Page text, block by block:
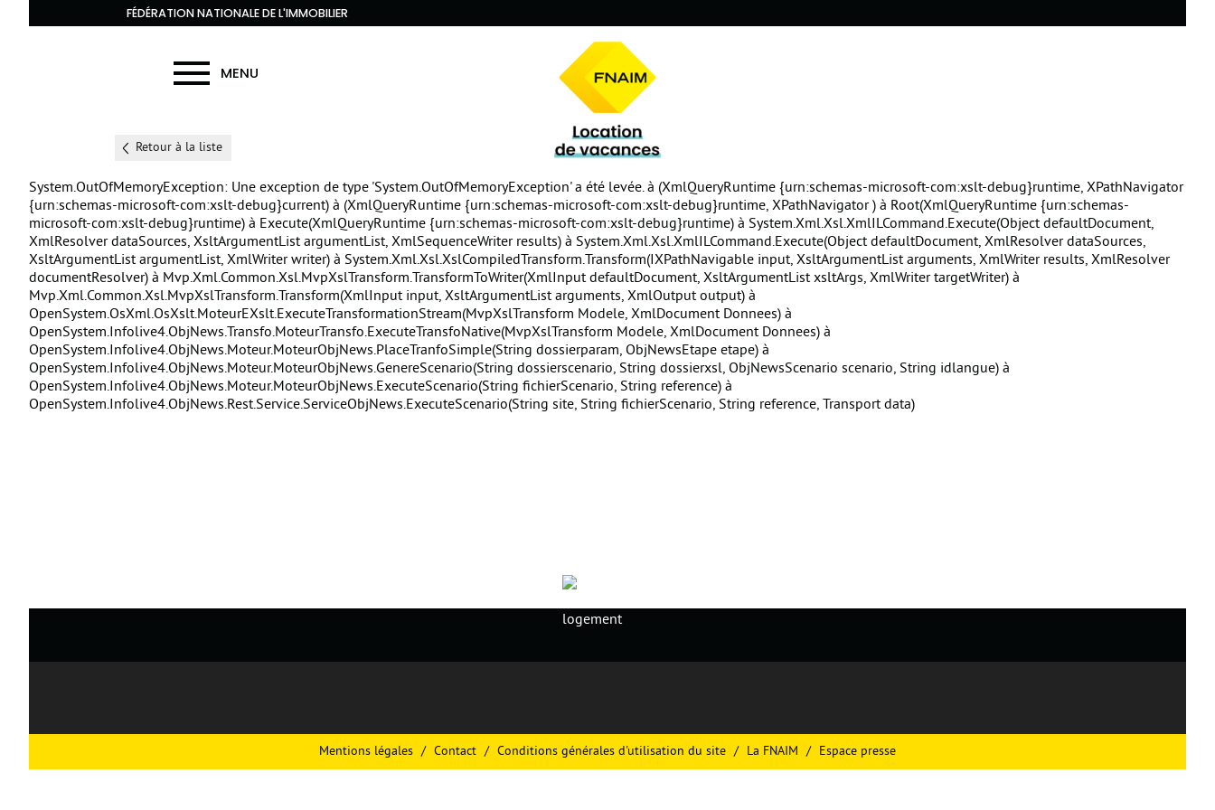
FÉDÉRATION NATIONALE DE L'IMMOBILIER
MENU
Retour à la liste
System.OutOfMemoryException: Une exception de type 'System.OutOfMemoryException' a été levée. à (XmlQueryRuntime {urn:schemas-microsoft-com:xslt-debug}runtime, XPathNavigator
{urn:schemas-microsoft-com:xslt-debug}current) à (XmlQueryRuntime {urn:schemas-microsoft-com:xslt-debug}runtime, XPathNavigator ) à Root(XmlQueryRuntime {urn:schemas-
microsoft-com:xslt-debug}runtime) à Execute(XmlQueryRuntime {urn:schemas-microsoft-com:xslt-debug}runtime) à System.Xml.Xsl.XmlILCommand.Execute(Object defaultDocument,
XmlResolver dataSources, XsltArgumentList argumentList, XmlSequenceWriter results) à System.Xml.Xsl.XmlILCommand.Execute(Object defaultDocument, XmlResolver dataSources,
XsltArgumentList argumentList, XmlWriter writer) à System.Xml.Xsl.XslCompiledTransform.Transform(IXPathNavigable input, XsltArgumentList arguments, XmlWriter results, XmlResolver
documentResolver) à Mvp.Xml.Common.Xsl.MvpXslTransform.TransformToWriter(XmlInput defaultDocument, XsltArgumentList xsltArgs, XmlWriter targetWriter) à
Mvp.Xml.Common.Xsl.MvpXslTransform.Transform(XmlInput input, XsltArgumentList arguments, XmlOutput output) à
OpenSystem.OsXml.OsXslt.MoteurEXslt.ExecuteTransformationStream(MvpXslTransform Modele, XmlDocument Donnees) à
OpenSystem.Infolive4.ObjNews.Transfo.MoteurTransfo.ExecuteTransfoNative(MvpXslTransform Modele, XmlDocument Donnees) à
OpenSystem.Infolive4.ObjNews.Moteur.MoteurObjNews.PlaceTranfoSimple(String dossierparam, ObjNewsEtape etape) à
OpenSystem.Infolive4.ObjNews.Moteur.MoteurObjNews.GenereScenario(String dossierscenario, String dossierxsl, ObjNewsScenario scenario, String idlangue) à
OpenSystem.Infolive4.ObjNews.Moteur.MoteurObjNews.ExecuteScenario(String fichierScenario, String reference) à
OpenSystem.Infolive4.ObjNews.Rest.Service.ServiceObjNews.ExecuteScenario(String site, String fichierScenario, String reference, Transport data)
Mentions légales Contact Conditions générales d'utilisation du site La FNAIM Espace presse